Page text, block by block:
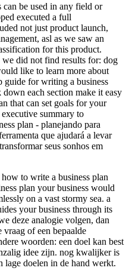
be used in any field or
executed a full
not just product launch,
asl as we saw an
for this product.
did not find results for: dog
like to learn more about
guide for writing a business
each section make it easy
that can set goals for your
summary to
plan - planejando para
que ajudará a levar
seus sonhos em
to write a business plan
plan your business would
on a vast stormy sea. a
your business through its
deze analogie volgen, dan
vraag of een bepaalde
woorden: een doel kan best
idee zijn. nog kwalijker is
lage doelen in de hand werkt.